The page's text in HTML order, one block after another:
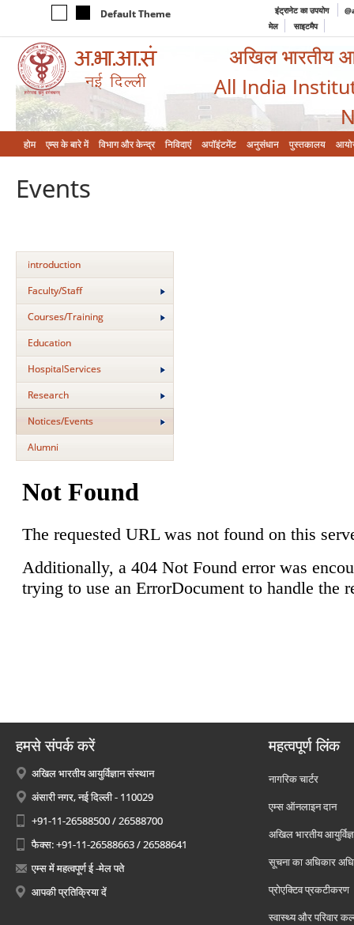
Default Theme इंट्रानेट का उपयोग
मेल
साइटमैप
अखिल भारतीय
All India
होम एम्‍स के बारे में विभाग और केन्‍द्र निविदाएं अपॉइंटमेंट अनुसंधान पुस्तकालय
Events
introduction
Faculty/Staff
Courses/Training
Education
HospitalServices
Research
Notices/Events
Alumni
हमसे संपर्क करें
अखिल भारतीय आयुर्विज्ञान संस्थान
अंसारी नगर, नई दिल्ली - 110029
+91-11-26588500 / 26588700
फैक्स: +91-11-26588663 / 26588641
एम्स में महत्वपूर्ण ई -मेल पते
आपकी प्रतिक्रिया दें
महत्वपूर्ण लिंक
नागरिक चार्टर
एम्स ऑनलाइन दान
अखिल भारतीय
सूचना का अधिकार
प्रोएक्टिव प्रकटीकरण
स्वास्थ्य और परिवार